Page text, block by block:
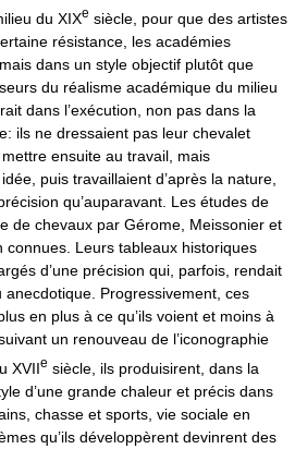
du XIXe siècle, pour que des artistes
résistance, les académies
dans un style objectif plutôt que
du réalisme académique du milieu
dans l’exécution, non pas dans la
ils ne dressaient pas leur chevalet
ensuite au travail, mais
puis travaillaient d’après la nature,
qu’auparavant. Les études de
de chevaux par Gérome, Meissonier et
connues. Leurs tableaux historiques
d’une précision qui, parfois, rendait
anecdotique. Progressivement, ces
en plus à ce qu’ils voient et moins à
un renouveau de l’iconographie
XVIIe siècle, ils produisirent, dans la
d’une grande chaleur et précis dans
chasse et sports, vie sociale en
qu’ils développèrent devinrent des